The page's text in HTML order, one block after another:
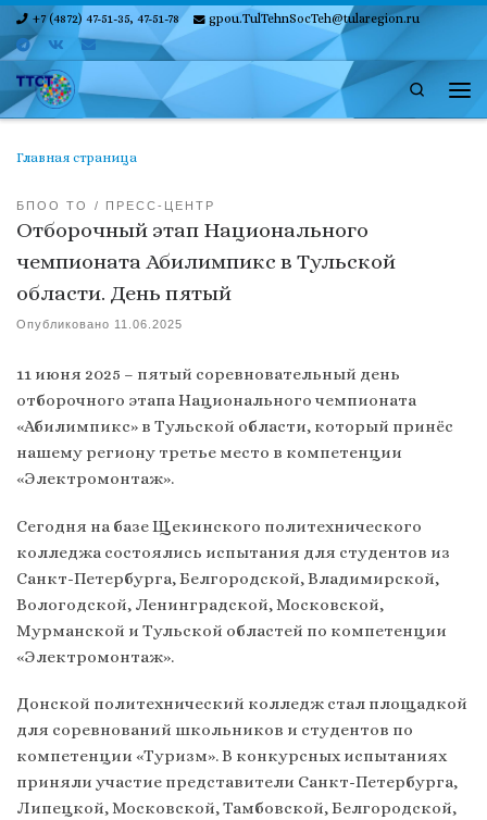
Skip to content
+7 (4872) 47-51-35, 47-51-78 gpou.TulTehnSocTeh@tularegion.ru
Search
Главная страница
БПОО ТО ПРЕСС-ЦЕНТР
Отборочный этап Национального
чемпионата Абилимпикс в Тульской
области. День пятый
Опубликовано 11.06.2025
11 июня 2025 – пятый соревновательный день
отборочного этапа Национального чемпионата
«Абилимпикс» в Тульской области, который принёс
нашему региону третье место в компетенции
«Электромонтаж».
Сегодня на базе Щекинского политехнического
колледжа состоялись испытания для студентов из
Санкт-Петербурга, Белгородской, Владимирской,
Вологодской, Ленинградской, Московской,
Мурманской и Тульской областей по компетенции
«Электромонтаж».
Донской политехнический колледж стал площадкой
для соревнований школьников и студентов по
компетенции «Туризм». В конкурсных испытаниях
приняли участие представители Санкт-Петербурга,
Липецкой, Московской, Тамбовской, Белгородской,